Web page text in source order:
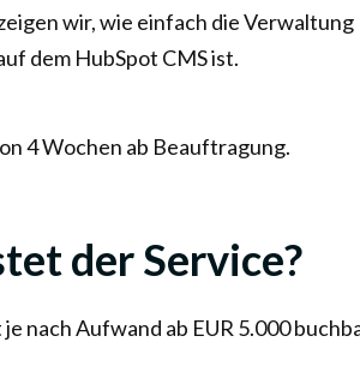
wir, wie einfach die Verwaltung
dem HubSpot CMS ist.
4 Wochen ab Beauftragung.
der Service?
nach Aufwand ab EUR 5.000